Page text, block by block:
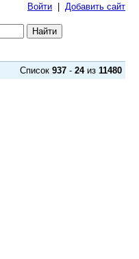
Войти Добавить сайт
Список 937 - 24из 11480